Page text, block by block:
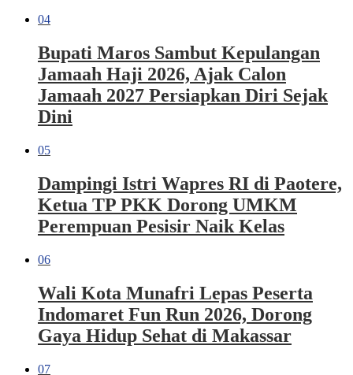
04
Bupati Maros Sambut Kepulangan
Jamaah Haji 2026, Ajak Calon
Jamaah 2027 Persiapkan Diri Sejak
Dini
05
Dampingi Istri Wapres RI di Paotere,
Ketua TP PKK Dorong UMKM
Perempuan Pesisir Naik Kelas
06
Wali Kota Munafri Lepas Peserta
Indomaret Fun Run 2026, Dorong
Gaya Hidup Sehat di Makassar
07